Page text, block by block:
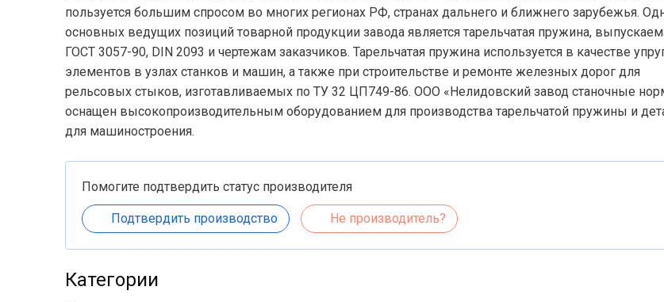
пользуется большим спросом во многих регионах РФ, странах дальнего и ближнего зарубежья.
основных ведущих позиций товарной продукции завода является тарельчатая пружина,
ГОСТ 3057-90, DIN 2093 и чертежам заказчиков. Тарельчатая пружина используется в качестве
элементов в узлах станков и машин, а также при строительстве и ремонте железных дорог для
рельсовых стыков, изготавливаемых по ТУ 32 ЦП749-86. ООО «Нелидовский завод станочные
оснащен высокопроизводительным оборудованием для производства тарельчатой пружины и
для машиностроения.
Помогите подтвердить статус производителя
Подтвердить производство Не производитель?
Категории